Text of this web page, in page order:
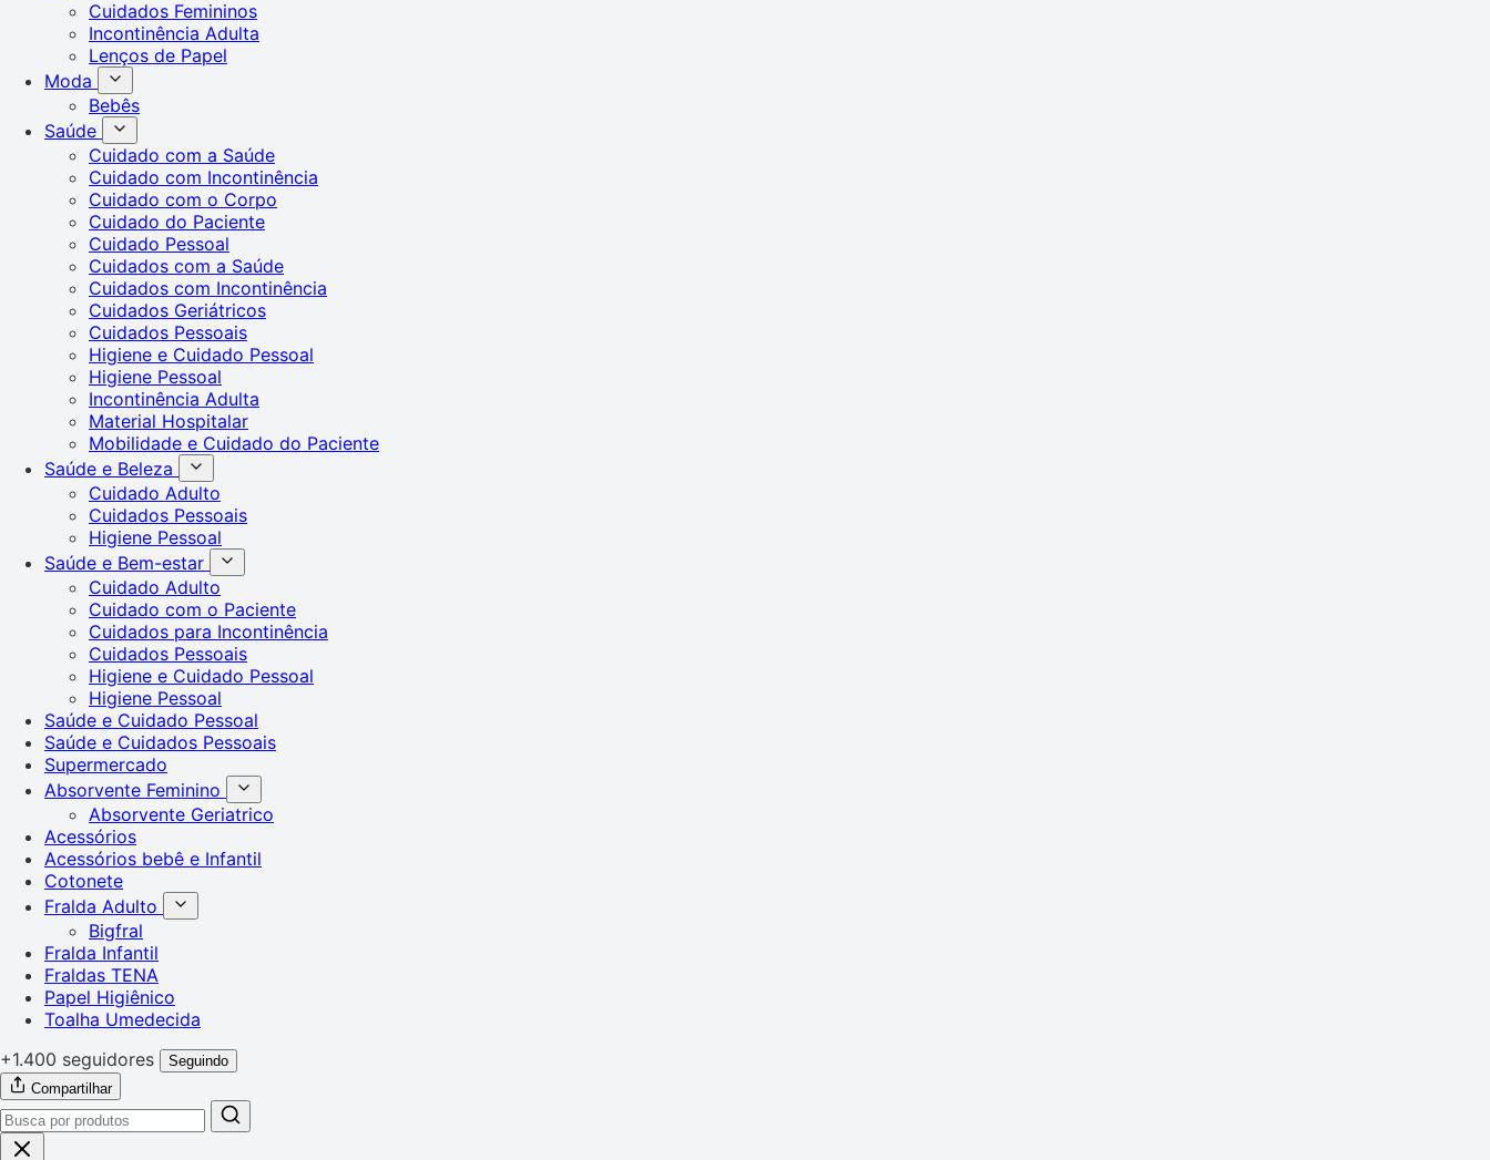
Cuidados Femininos
Incontinência Adulta
Lenços de Papel
Moda
Bebês
Saúde
Cuidado com a Saúde
Cuidado com Incontinência
Cuidado com o Corpo
Cuidado do Paciente
Cuidado Pessoal
Cuidados com a Saúde
Cuidados com Incontinência
Cuidados Geriátricos
Cuidados Pessoais
Higiene e Cuidado Pessoal
Higiene Pessoal
Incontinência Adulta
Material Hospitalar
Mobilidade e Cuidado do Paciente
Saúde e Beleza
Cuidado Adulto
Cuidados Pessoais
Higiene Pessoal
Saúde e Bem-estar
Cuidado Adulto
Cuidado com o Paciente
Cuidados para Incontinência
Cuidados Pessoais
Higiene e Cuidado Pessoal
Higiene Pessoal
Saúde e Cuidado Pessoal
Saúde e Cuidados Pessoais
Supermercado
Absorvente Feminino
Absorvente Geriatrico
Acessórios
Acessórios bebê e Infantil
Cotonete
Fralda Adulto
Bigfral
Fralda Infantil
Fraldas TENA
Papel Higiênico
Toalha Umedecida
+1.400 seguidores
Seguindo
Compartilhar